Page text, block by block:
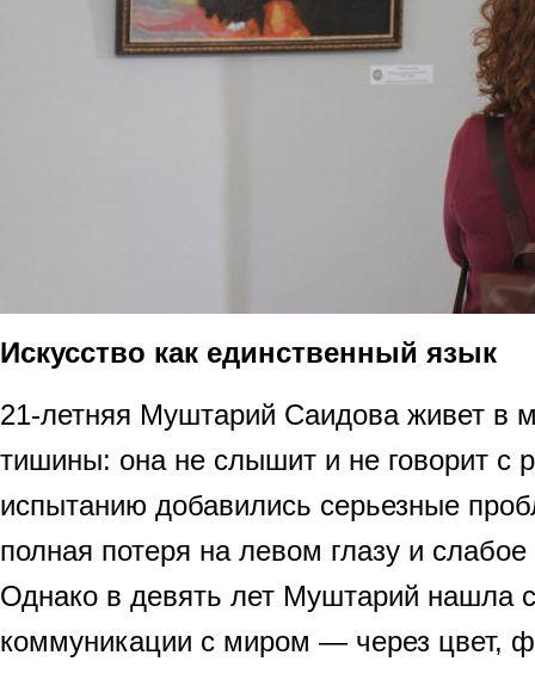
Искусство как единственный язык
21-летняя Муштарий Саидова живет в
тишины: она не слышит и не говорит с
испытанию добавились серьезные
полная потеря на левом глазу и
Однако в девять лет Муштарий нашла
коммуникации с миром — через цвет,